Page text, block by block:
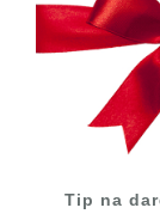
Tip na